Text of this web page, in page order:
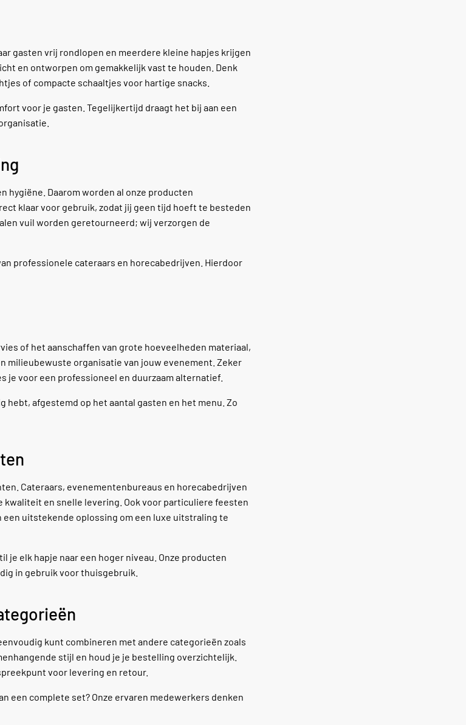
gasten vrij rondlopen en meerdere kleine hapjes krijgen
en ontworpen om gemakkelijk vast te houden. Denk
of compacte schaaltjes voor hartige snacks.
voor je gasten. Tegelijkertijd draagt het bij aan een
Daarom worden al onze producten
klaar voor gebruik, zodat jij geen tijd hoeft te besteden
vuil worden geretourneerd; wij verzorgen de
professionele cateraars en horecabedrijven. Hierdoor
of het aanschaffen van grote hoeveelheden materiaal,
milieubewuste organisatie van jouw evenement. Zeker
voor een professioneel en duurzaam alternatief.
hebt, afgestemd op het aantal gasten en het menu. Zo
Cateraars, evenementenbureaus en horecabedrijven
en snelle levering. Ook voor particuliere feesten
uitstekende oplossing om een luxe uitstraling te
elk hapje naar een hoger niveau. Onze producten
in gebruik voor thuisgebruik.
kunt combineren met andere categorieën zoals
stijl en houd je je bestelling overzichtelijk.
voor levering en retour.
een complete set? Onze ervaren medewerkers denken